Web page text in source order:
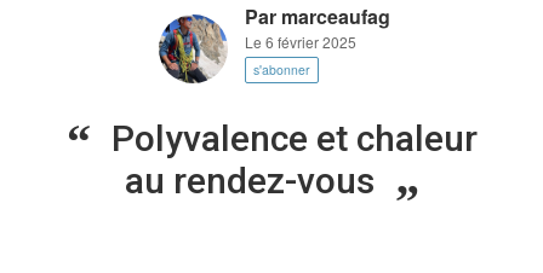
Par marceaufag
Le 6 février 2025
s'abonner
Polyvalence et chaleur
au rendez-vous